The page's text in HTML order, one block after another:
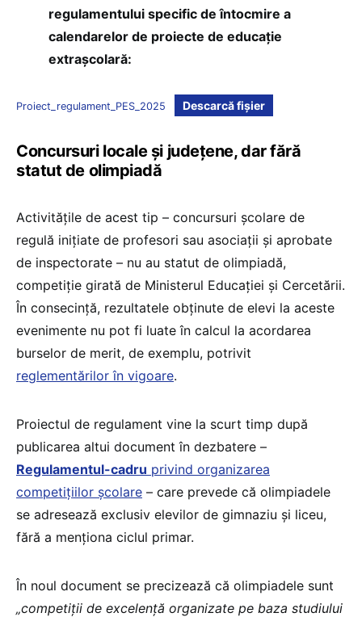
regulamentului specific de întocmire a
calendarelor de proiecte de educație
extrașcolară:
Proiect_regulament_PES_2025 Descarcă fișier
Concursuri locale și județene, dar fără
statut de olimpiadă
Activitățile de acest tip – concursuri școlare de
regulă inițiate de profesori sau asociații și aprobate
de inspectorate – nu au statut de olimpiadă,
competiție girată de Ministerul Educației și Cercetării.
În consecință, rezultatele obținute de elevi la aceste
evenimente nu pot fi luate în calcul la acordarea
burselor de merit, de exemplu, potrivit
reglementărilor în vigoare.
Proiectul de regulament vine la scurt timp după
publicarea altui document în dezbatere –
Regulamentul-cadru privind organizarea
competițiilor școlare – care prevede că olimpiadele
se adresează exclusiv elevilor de gimnaziu și liceu,
fără a menționa ciclul primar.
În noul document se precizează că olimpiadele sunt
„competiții de excelență organizate pe baza studiului